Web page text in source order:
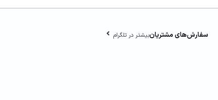
سفارش‌های مشتریانبیشتر در تلگرام